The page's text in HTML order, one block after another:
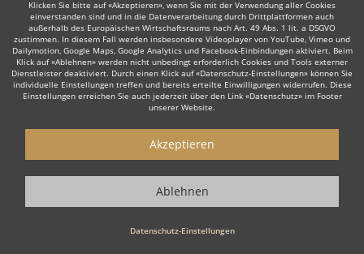
Moderator Lateinamerikanische Musik Big Band
Sie interessanten Jazzbands bzw. Jazzensembles. Diesen Button finden
Sie auf den jeweiligen Künstler-Profil-Seiten der Musiker.
Klicken Sie bitte auf «Akzeptieren», wenn Sie mit der Verwendung aller Cookies
einverstanden sind und in die Datenverarbeitung durch Drittplattformen auch
außerhalb des Europäischen Wirtschaftsraums nach Art. 49 Abs. 1 lit. a DSGVO
zustimmen. In diesem Fall werden insbesondere Videoplayer von YouTube, Vimeo und
Dailymotion, Google Maps, Google Analytics und Facebook-Einbindungen aktiviert. Beim
Klick auf «Ablehnen» werden nicht unbedingt erforderlich Cookies und Tools externer
Dienstleister deaktiviert. Durch einen Klick auf «Datenschutz-Einstellungen» können Sie
individuelle Einstellungen treffen und bereits erteilte Einwilligungen widerrufen. Diese
Einstellungen erreichen Sie auch jederzeit über den Link «Datenschutz» im Footer
unserer Website.
Datenschutz-Einstellungen
Akzeptieren
Ablehnen